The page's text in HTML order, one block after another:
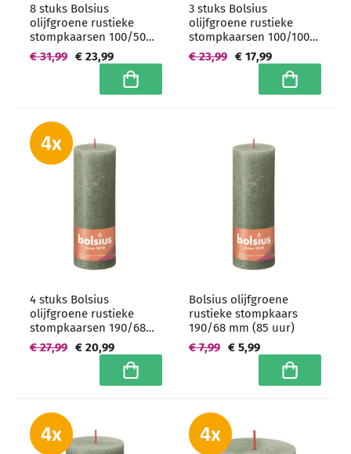
8 stuks Bolsius
olijfgroene rustieke
stompkaarsen 100/50
mm (30 uur) -
grootverpakking
€ 23,99
€ 31,99
In winkelwagen
3 stuks Bolsius
olijfgroene rustieke
stompkaarsen 100/100
mm (62 uur) -
grootverpakking
€ 17,99
€ 23,99
In
4 stuks Bolsius
olijfgroene rustieke
stompkaarsen 190/68
mm (85 uur) -
grootverpakking
€ 20,99
€ 27,99
In winkelwagen
Bolsius olijfgroene
rustieke stompkaars
190/68 mm (85 uur)
€ 5,99
€ 7,99
In